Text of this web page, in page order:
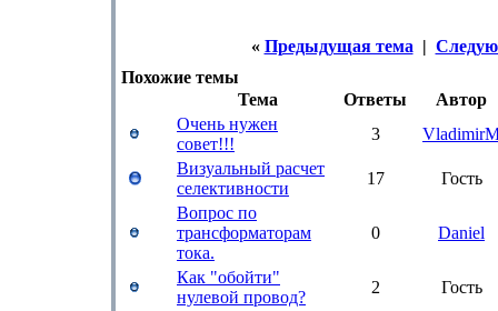
« Предыдущая тема |
Похожие темы
Тема
Ответы
Автор
Очень нужен
совет!!!
3
Визуальный расчет
селективности
17
Гость
Вопрос по
трансформаторам
тока.
0 Daniel
Как "обойти"
нулевой провод?
2
Гость